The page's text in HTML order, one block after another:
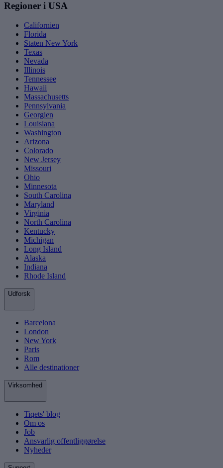
Regioner i USA
Californien
Florida
Staten New York
Texas
Nevada
Illinois
Tennessee
Hawaii
Massachusetts
Pennsylvania
Georgien
Louisiana
Washington
Arizona
Colorado
New Jersey
Missouri
Ohio
Minnesota
South Carolina
Maryland
Virginia
North Carolina
Kentucky
Michigan
Long Island
Alaska
Indiana
Rhode Island
Udforsk
Barcelona
London
New York
Paris
Rom
Alle destinationer
Virksomhed
Tiqets' blog
Om os
Job
Ansvarlig offentliggørelse
Nyheder